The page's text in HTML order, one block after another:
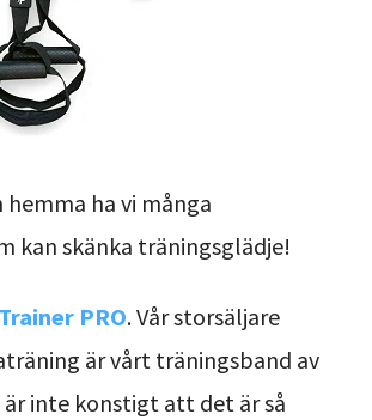
ha vi många
kan skänka träningsglädje!
PRO. Vår storsäljare
är vårt träningsband av
är inte konstigt att det är så